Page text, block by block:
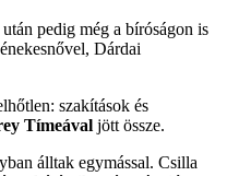
pedig még a bíróságon is
Dárdai
szakítások és
Tímeával jött össze.
álltak egymással. Csilla